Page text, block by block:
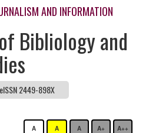
AND INFORMATION
Bibliology and
eISSN 2449-898X
A A A A+ A++